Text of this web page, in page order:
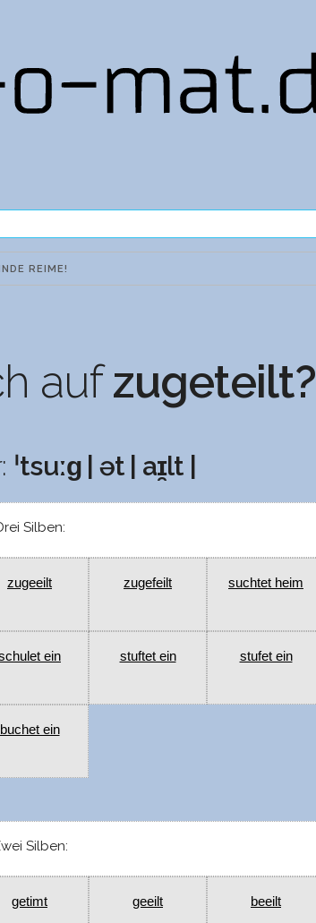
aufzugeteilt?
ˈtsuːɡ | ət | aɪ̯lt |
Silben:
zugeeilt zugefeilt suchtet heim
ein stuftet ein stufet ein
buchet ein
Silben:
getimt geeilt beeilt